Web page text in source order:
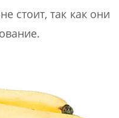
стоит, так как они